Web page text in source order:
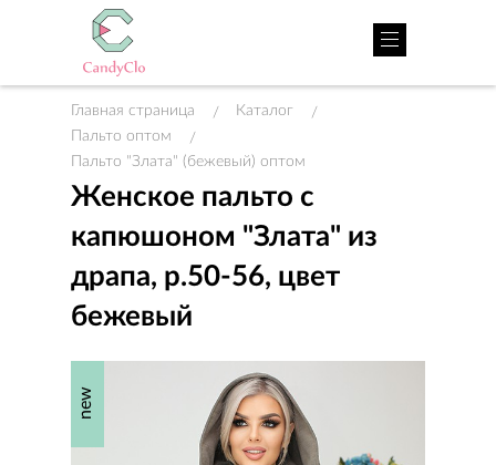
Главная страница / Каталог
/
Пальто оптом
/
Пальто "Злата" (бежевый) оптом
Женское пальто с
капюшоном "Злата" из
драпа, р.50-56, цвет
бежевый
new